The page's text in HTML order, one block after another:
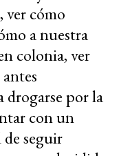
ver cómo
a nuestra
colonia, ver
drogarse por la
con un
seguir